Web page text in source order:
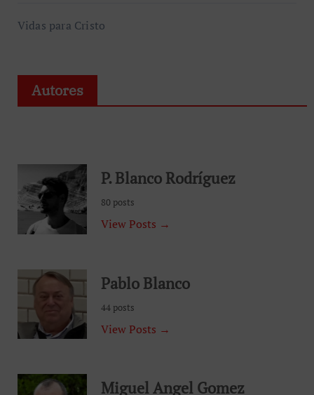
Vidas para Cristo
Autores
P. Blanco Rodríguez
80 posts
View Posts →
Pablo Blanco
44 posts
View Posts →
Miguel Angel Gomez